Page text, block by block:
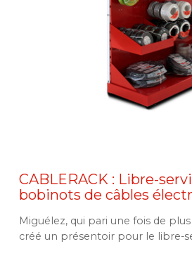
CABLERACK : Libre-
bobinots de câbles
Miguélez, qui pari une fois de
créé un présentoir pour le libre-